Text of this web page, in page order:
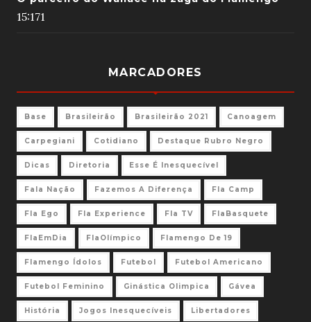
15:171
MARCADORES
Base Brasileirão Brasileirão 2021 Canoagem
Carpegiani Cotidiano Destaque Rubro Negro
Dicas Diretoria Esse É Inesquecível
Fala Nação Fazemos A Diferença Fla Camp
Fla Ego Fla Experience Fla TV FlaBasquete
FlaEmDia FlaOlímpico Flamengo De 19
Flamengo Ídolos Futebol Futebol Americano
Futebol Feminino Ginástica Olimpica Gávea
História Jogos Inesquecíveis Libertadores